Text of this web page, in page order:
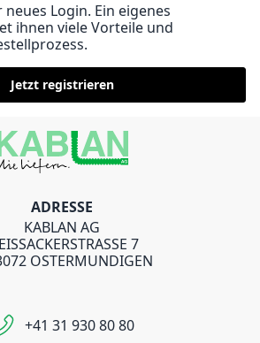
Login. Ein eigenes
ihnen viele Vorteile und
Jetzt registrieren
ADRESSE
KABLAN AG
7
OSTERMUNDIGEN
+41 31 930 80 80